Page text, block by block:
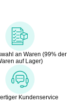
an Waren (99% der
auf Lager)
Kundenservice